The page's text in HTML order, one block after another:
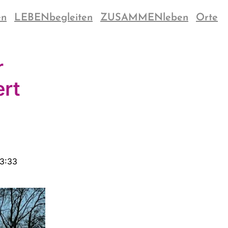
LEBENbegleiten ZUSAMMENleben Orte